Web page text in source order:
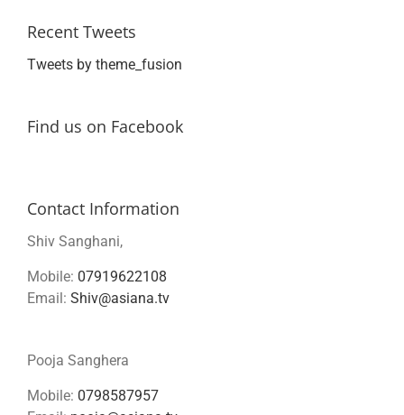
Recent Tweets
Tweets by theme_fusion
Find us on Facebook
Contact Information
Shiv Sanghani,
Mobile: 07919622108
Email: Shiv@asiana.tv
Pooja Sanghera
Mobile: 0798587957